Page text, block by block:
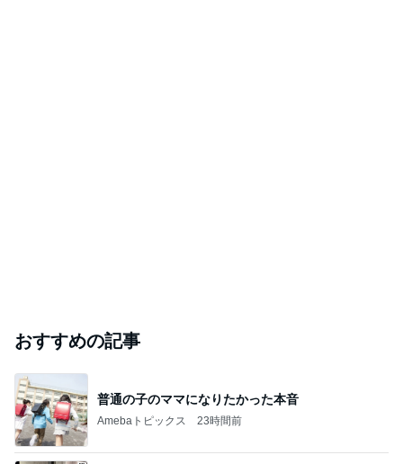
おすすめの記事
普通の子のママになりたかった本音
Amebaトピックス 23時間前